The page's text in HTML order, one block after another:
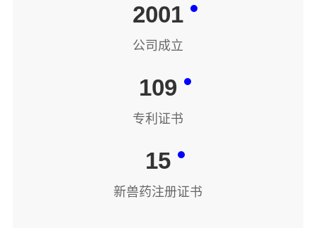
2001
公司成立
109
专利证书
15
新兽药注册证书